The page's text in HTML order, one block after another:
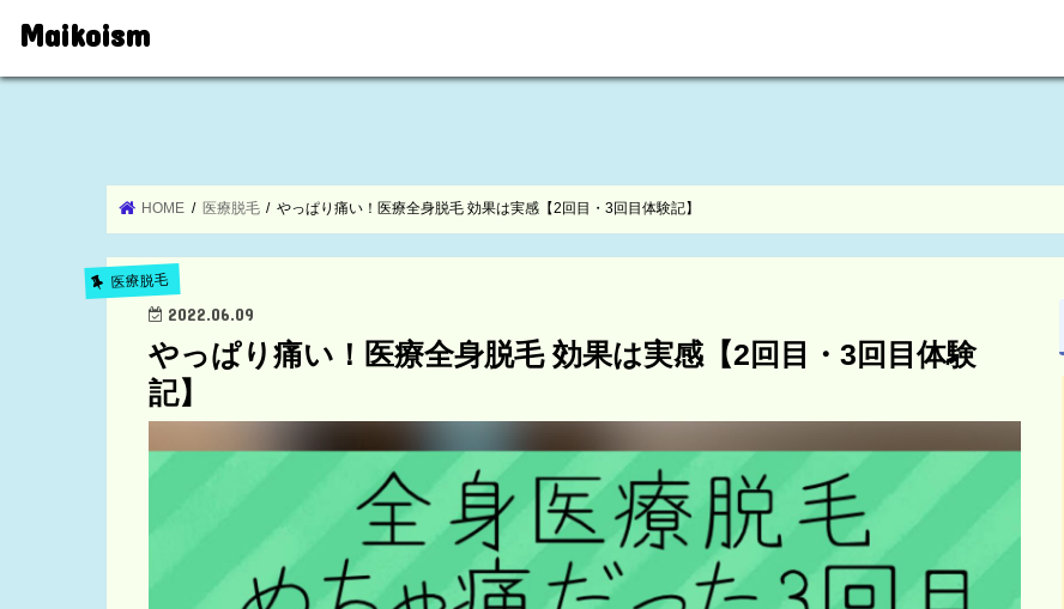
Maikoism
HOME 医療脱毛 やっぱり痛い！医療全身脱毛 効果は実感【2回目・3回目体験記】
医療脱毛
2022.06.09
やっぱり痛い！医療全身脱毛 効果は実感【2回目・3回目体験
記】